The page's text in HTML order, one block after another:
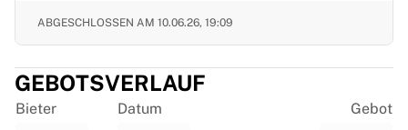
EF Education
Team Jayco AlUla
View all Cycling
Rugby
France Rugby
ABGESCHLOSSEN AM 10.06.26, 19:09
GEBOTSVERLAUF
Bieter Datum Gebot